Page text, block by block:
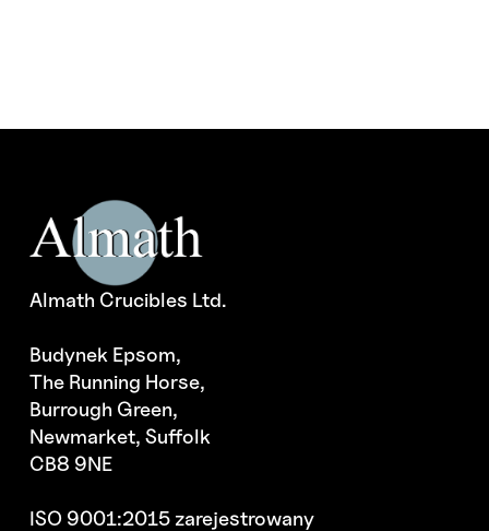
Almath Crucibles Ltd.
Budynek Epsom,
The Running Horse,
Burrough Green,
Newmarket, Suffolk
CB8 9NE
ISO 9001:2015 zarejestrowany